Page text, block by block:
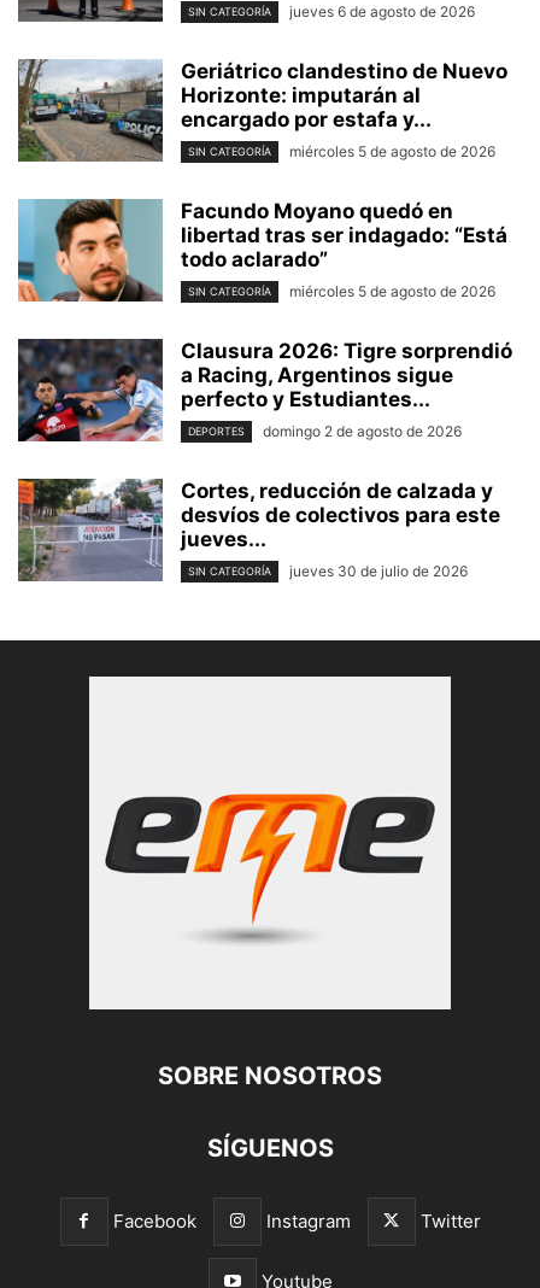
SIN CATEGORÍA jueves 6 de agosto de 2026
Geriátrico clandestino de Nuevo
Horizonte: imputarán al
encargado por estafa y...
SIN CATEGORÍA miércoles 5 de agosto de 2026
Facundo Moyano quedó en
libertad tras ser indagado: “Está
todo aclarado”
SIN CATEGORÍA miércoles 5 de agosto de 2026
Clausura 2026: Tigre sorprendió
a Racing, Argentinos sigue
perfecto y Estudiantes...
DEPORTES domingo 2 de agosto de 2026
Cortes, reducción de calzada y
desvíos de colectivos para este
jueves...
SIN CATEGORÍA jueves 30 de julio de 2026
SOBRE NOSOTROS
SÍGUENOS
Facebook Instagram Twitter
Youtube